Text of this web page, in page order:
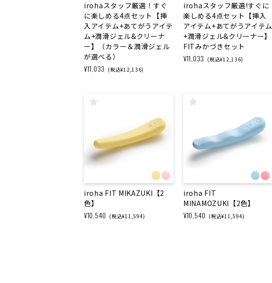
irohaスタッフ厳選！すぐ
に楽しめる4点セット【挿
入アイテム+あてがうアイテ
ム+潤滑ジェル&クリーナ
ー】（カラー＆潤滑ジェル
が選べる）
¥11,033 (税込¥12,136)
irohaスタッフ厳選!すぐに
楽しめる4点セット【挿入
アイテム+あてがうアイテム
+潤滑ジェル&クリーナー】
FITみかづきセット
¥11,033 (税込¥12,136)
iroha FIT MIKAZUKI【2
色】
¥10,540 (税込¥11,594)
iroha FIT
MINAMOZUKI【2色】
¥10,540 (税込¥11,594)